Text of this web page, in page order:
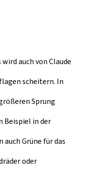
auch von Claude
scheitern. In
Sprung
Beispiel in der
Grüne für das
oder